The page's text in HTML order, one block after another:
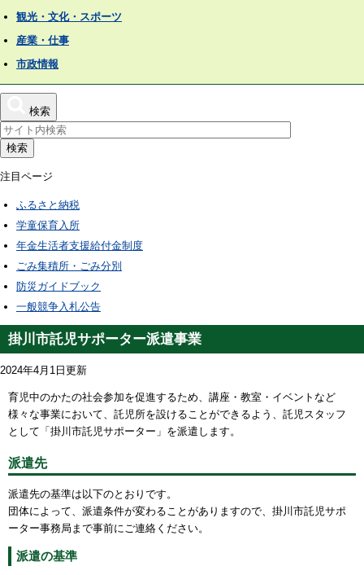
観光・文化・スポーツ
産業・仕事
市政情報
検索
検索
注目ページ
ふるさと納税
学童保育入所
年金生活者支援給付金制度
ごみ集積所・ごみ分別
防災ガイドブック
一般競争入札公告
掛川市託児サポーター派遣事業
2024年4月1日更新
育児中のかたの社会参加を促進するため、講座・教室・イベントなど
様々な事業において、託児所を設けることができるよう、託児スタッフ
として「掛川市託児サポーター」を派遣します。
派遣先
派遣先の基準は以下のとおりです。
団体によって、派遣条件が変わることがありますので、掛川市託児サポ
ーター事務局まで事前にご連絡ください。
派遣の基準